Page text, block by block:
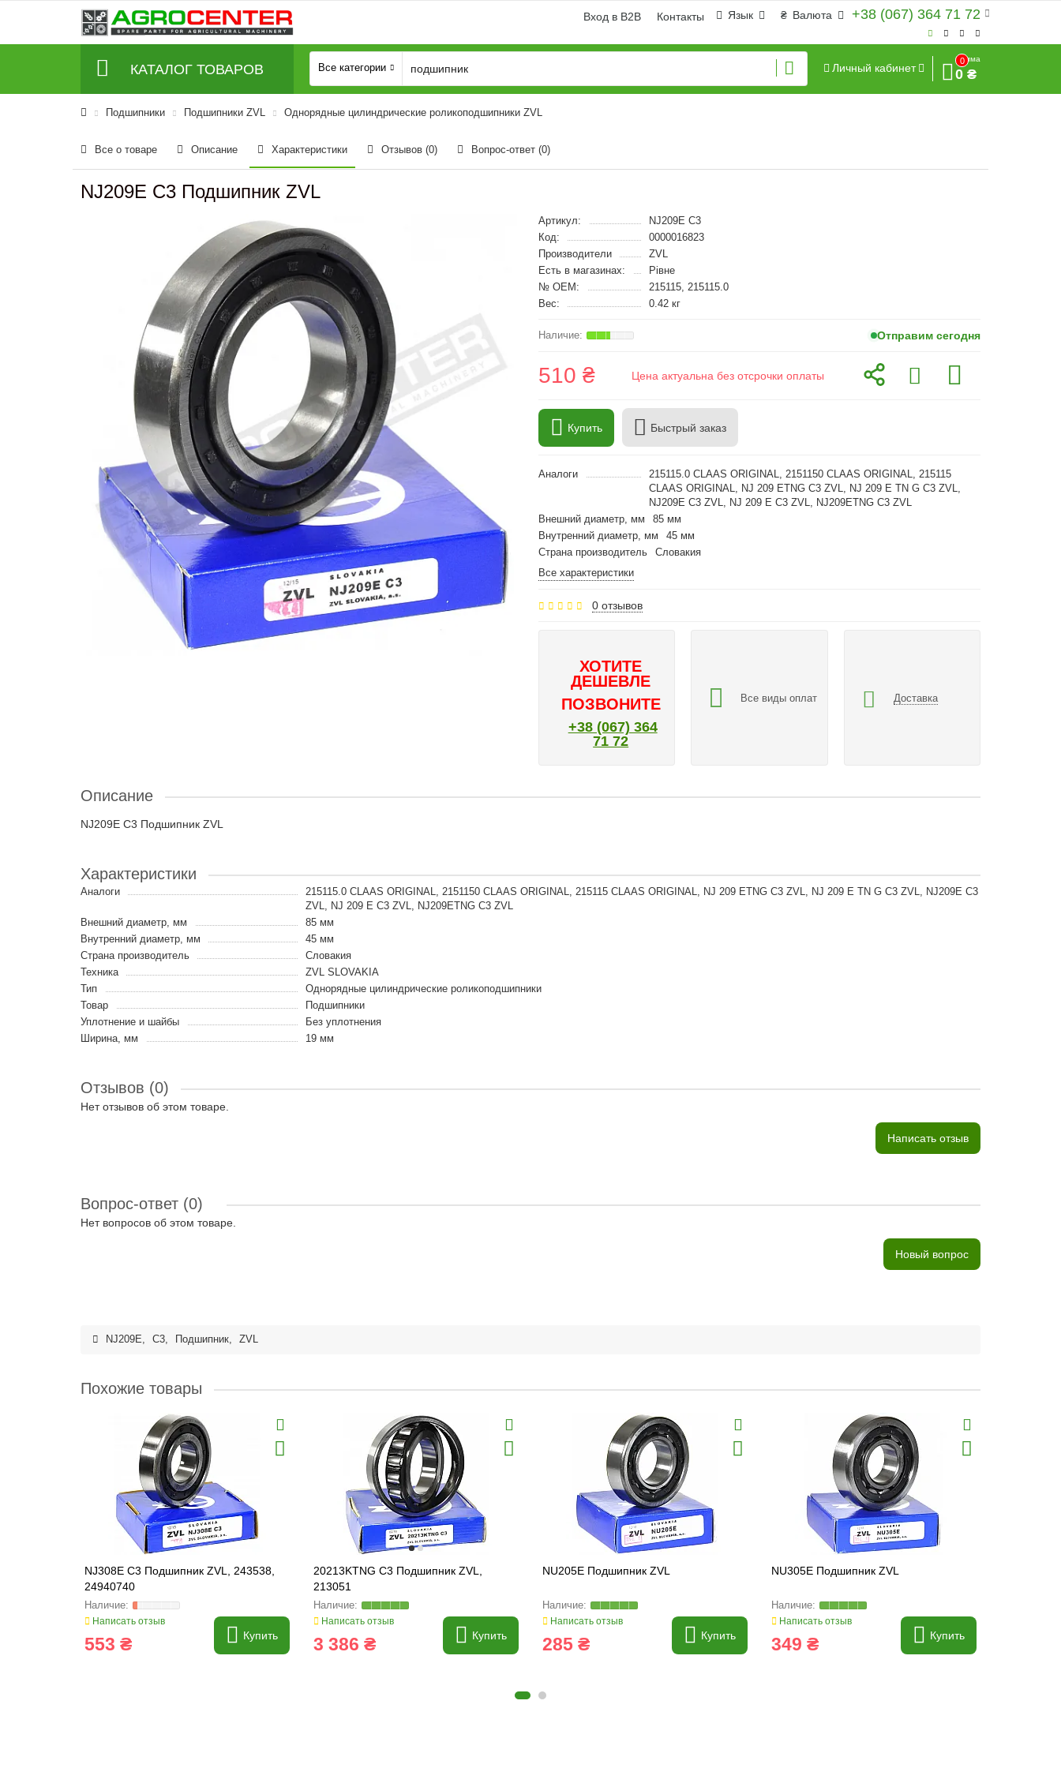
+38 (067) 364 71 72
₴ Валюта
Язык
Вход в B2B Контакты
КАТАЛОГ ТОВАРОВ Все категории Личный кабинет
0
Сумма
0 ₴
Подшипники Подшипники ZVL Однорядные цилиндрические роликоподшипники ZVL
Все о товаре Описание Характеристики Отзывов (0) Вопрос-ответ (0)
NJ209E C3 Подшипник ZVL
Артикул:
NJ209E C3
Код:
0000016823
Производители
ZVL
Есть в магазинах:
Рівне
№ OEM:
215115, 215115.0
Вес:
0.42 кг
Отправим сегодня
510 ₴ Цена актуальна без отсрочки оплаты
Купить Быстрый заказ
Аналоги
215115.0 CLAAS ORIGINAL, 2151150 CLAAS ORIGINAL, 215115
CLAAS ORIGINAL, NJ 209 ETNG C3 ZVL, NJ 209 E TN G C3 ZVL,
NJ209E C3 ZVL, NJ 209 E C3 ZVL, NJ209ETNG C3 ZVL
Внешний диаметр, мм
85 мм
Внутренний диаметр, мм
45 мм
Страна производитель
Словакия
Все характеристики
0 отзывов
ХОТИТЕ
ДЕШЕВЛЕ
ПОЗВОНИТЕ
+38 (067) 364
71 72
Все виды оплат Доставка
Описание
NJ209E C3 Подшипник ZVL
Характеристики
Аналоги
215115.0 CLAAS ORIGINAL, 2151150 CLAAS ORIGINAL, 215115 CLAAS ORIGINAL, NJ 209 ETNG C3 ZVL, NJ 209 E TN G C3 ZVL, NJ209E C3
ZVL, NJ 209 E C3 ZVL, NJ209ETNG C3 ZVL
Внешний диаметр, мм
85 мм
Внутренний диаметр, мм
45 мм
Страна производитель
Словакия
Техника
ZVL SLOVAKIA
Тип
Однорядные цилиндрические роликоподшипники
Товар
Подшипники
Уплотнение и шайбы
Без уплотнения
Ширина, мм
19 мм
Отзывов (0)
Нет отзывов об этом товаре.
Написать отзыв
Вопрос-ответ (0)
Нет вопросов об этом товаре.
Новый вопрос
NJ209E, C3, Подшипник, ZVL
Похожие товары
NJ308E C3 Подшипник ZVL, 243538,
24940740
Написать отзыв
553 ₴ Купить
20213KTNG C3 Подшипник ZVL,
213051
Написать отзыв
3 386 ₴ Купить
NU205E Подшипник ZVL
Написать отзыв
285 ₴ Купить
NU305E Подшипник ZVL
Написать отзыв
349 ₴ Купить